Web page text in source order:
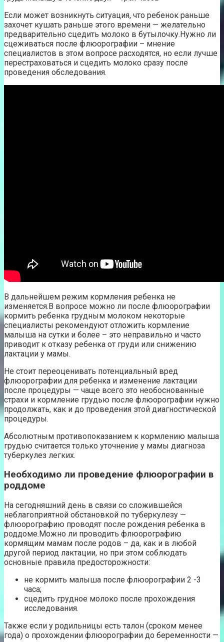
Если может возникнуть ситуация, что ребенок раньше
захочет кушать раньше этого времени — желательно
предварительно сцедить молоко в бутылочку.Нужно ли
сцеживаться после флюорографии – мнение
специалистов в этом вопросе расходятся, но если лучше
перестраховаться и сцедить молоко сразу после
проведения обследования.
В дальнейшем режим кормления ребенка не
изменяется.В вопросе можно ли после флюорографии
кормить ребенка грудным молоком некоторые
специалисты рекомендуют отложить кормление
малыша на сутки и более – это неправильно и часто
приводит к отказу ребенка от груди или снижению
лактации у мамы.
Не стоит переоценивать потенциальный вред
флюорографии для ребенка и изменение лактации
после процедуры — чаще всего это необоснованные
страхи и кормление грудью после флюорографии нужно
продолжать, как и до проведения этой диагностической
процедуры.
Абсолютным противопоказанием к кормлению малыша
грудью считается только уточнение у мамы диагноза
туберкулез легких.
Необходимо ли проведение флюорографии в
роддоме
На сегодняшний день в связи со сложившейся
неблагоприятной обстановкой по туберкулезу —
флюорографию проводят после рождения ребенка в
роддоме.Можно ли проводить флюорографию
кормящим мамам после родов – да, как и в любой
другой период лактации, но при этом соблюдать
основные правила предосторожности:
не кормить малыша после флюорографии 2 -3
часа;
сцедить грудное молоко после прохождения
исследования.
Также если у родильницы есть талон (сроком менее
года) о прохождении флюорографии до беременности —